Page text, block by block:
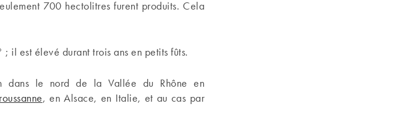
700 hectolitres furent produits. Cela
il est élevé durant trois ans en petits fûts.
dans le nord de la Vallée du Rhône en
roussanne, en Alsace, en Italie, et au cas par